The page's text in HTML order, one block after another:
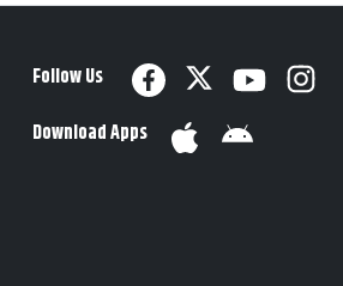
Follow Us
Download Apps